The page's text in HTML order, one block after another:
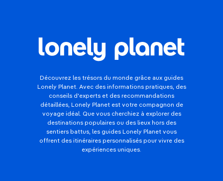
Découvrez les trésors du monde grâce aux guides
Lonely Planet. Avec des informations pratiques, des
conseils d'experts et des recommandations
détaillées, Lonely Planet est votre compagnon de
voyage idéal. Que vous cherchiez à explorer des
destinations populaires ou des lieux hors des
sentiers battus, les guides Lonely Planet vous
offrent des itinéraires personnalisés pour vivre des
expériences uniques.